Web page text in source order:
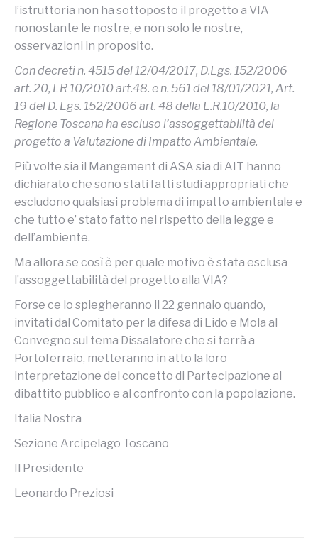
l’istruttoria non ha sottoposto il progetto a VIA
nonostante le nostre, e non solo le nostre,
osservazioni in proposito.
Con decreti n. 4515 del 12/04/2017, D.Lgs. 152/2006
art. 20, LR 10/2010 art.48. e n. 561 del 18/01/2021, Art.
19 del D. Lgs. 152/2006 art. 48 della L.R.10/2010, la
Regione Toscana ha escluso l’assoggettabilità del
progetto a Valutazione di Impatto Ambientale.
Più volte sia il Mangement di ASA sia di AIT hanno
dichiarato che sono stati fatti studi appropriati che
escludono qualsiasi problema di impatto ambientale e
che tutto e’ stato fatto nel rispetto della legge e
dell’ambiente.
Ma allora se così è per quale motivo è stata esclusa
l’assoggettabilità del progetto alla VIA?
Forse ce lo spiegheranno il 22 gennaio quando,
invitati dal Comitato per la difesa di Lido e Mola al
Convegno sul tema Dissalatore che si terrà a
Portoferraio, metteranno in atto la loro
interpretazione del concetto di Partecipazione al
dibattito pubblico e al confronto con la popolazione.
Italia Nostra
Sezione Arcipelago Toscano
Il Presidente
Leonardo Preziosi